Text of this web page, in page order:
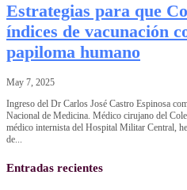
Estrategias para que
índices de vacunación
papiloma humano
May 7, 2025
Ingreso del Dr Carlos José Castro Espinosa
Nacional de Medicina. Médico cirujano del
médico internista del Hospital Militar Central,
de...
Entradas recientes